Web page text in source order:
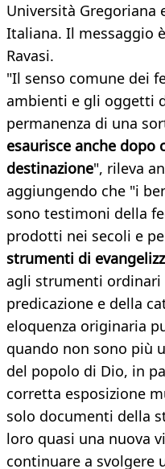
Università Gregoriana
Italiana. Il messaggio
Ravasi.
"Il senso comune dei
ambienti e gli oggetti
permanenza di una
esaurisce anche dopo
destinazione", rileva
aggiungendo che "i
sono testimoni della
prodotti nei secoli e
strumenti di
agli strumenti ordinari
predicazione e della
eloquenza originaria
quando non sono più
del popolo di Dio, in
corretta esposizione
solo documenti della
loro quasi una nuova
continuare a svolgere